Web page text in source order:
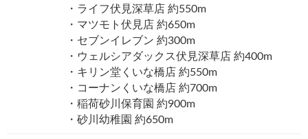
・ライフ伏見深草店 約550m
・マツモト伏見店 約650m
・セブンイレブン 約300m
・ウェルシアダックス伏見深草店 約400m
・キリン堂くいな橋店 約550m
・コーナンくいな橋店 約700m
・稲荷砂川保育園 約900m
・砂川幼稚園 約650m